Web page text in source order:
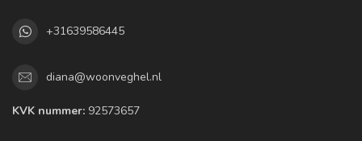
+31639586445
diana@woonveghel.nl
KVK nummer: 92573657